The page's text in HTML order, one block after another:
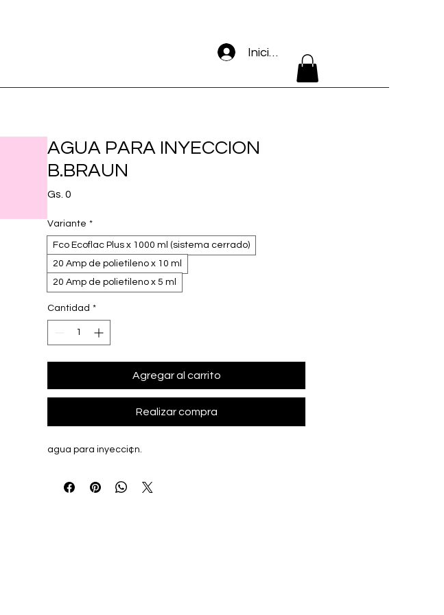
Iniciar sesión
AGUA PARA INYECCION
B.BRAUN
Gs. 0
Variante *
Fco Ecoflac Plus x 1000 ml (sistema cerrado)
20 Amp de polietileno x 10 ml
20 Amp de polietileno x 5 ml
Cantidad *
Agregar al carrito
Realizar compra
agua para inyecci¢n.